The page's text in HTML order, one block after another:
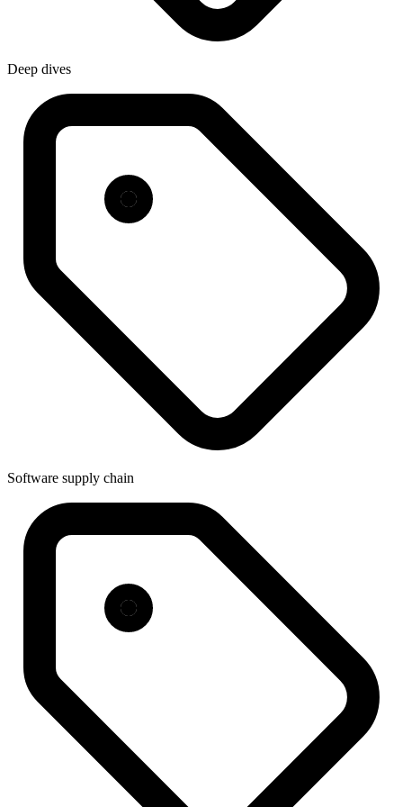
Deep dives
Software supply chain